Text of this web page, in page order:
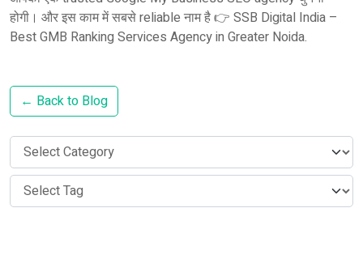
होगी। और इस काम में सबसे reliable नाम है 👉 SSB Digital India –
Best GMB Ranking Services Agency in Greater Noida.
← Back to Blog